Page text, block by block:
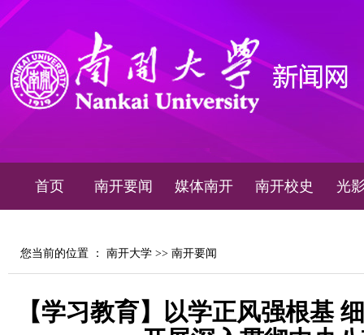
首页 南开要闻 媒体南开 南开校史 光
您当前的位置 ： 南开大学 >> 南开要闻
【学习教育】以学正风强根基